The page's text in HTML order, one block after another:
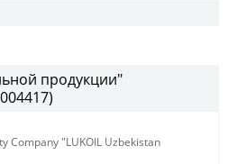
продукции"
Company "LUKOIL Uzbekistan